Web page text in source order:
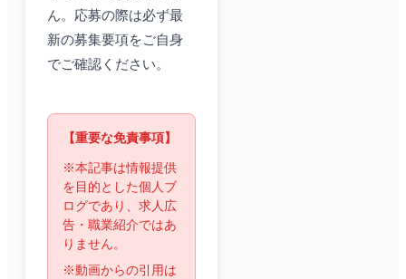
ん。応募の際は必ず最
新の募集要項をご自身
でご確認ください。
【重要な免責事項】
※本記事は情報提供
を目的とした個人ブ
ログであり、求人広
告・職業紹介ではあ
りません。
※動画からの引用は